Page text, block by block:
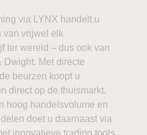
via LYNX handelt u
van vrijwel elk
ter wereld – dus ook van
Dwight. Met directe
beurzen koopt u
direct op de thuismarkt.
hoog handelsvolume en
doet u daarnaast via
innovatieve trading tools,